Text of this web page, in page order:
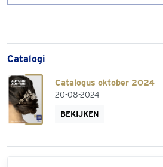
Catalogi
Catalogus oktober 2024
20-08-2024
BEKIJKEN